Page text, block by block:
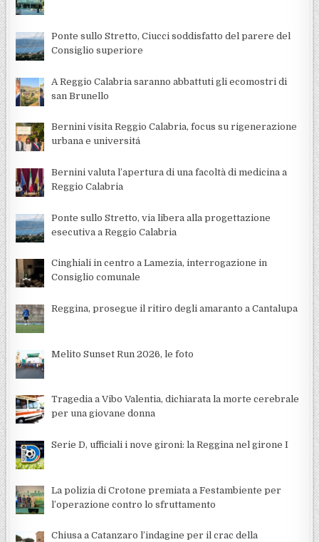
Ponte sullo Stretto, Ciucci soddisfatto del parere del
Consiglio superiore
A Reggio Calabria saranno abbattuti gli ecomostri di
san Brunello
Bernini visita Reggio Calabria, focus su rigenerazione
urbana e universitá
Bernini valuta l’apertura di una facoltà di medicina a
Reggio Calabria
Ponte sullo Stretto, via libera alla progettazione
esecutiva a Reggio Calabria
Cinghiali in centro a Lamezia, interrogazione in
Consiglio comunale
Reggina, prosegue il ritiro degli amaranto a Cantalupa
Melito Sunset Run 2026, le foto
Tragedia a Vibo Valentia, dichiarata la morte cerebrale
per una giovane donna
Serie D, ufficiali i nove gironi: la Reggina nel girone I
La polizia di Crotone premiata a Festambiente per
l’operazione contro lo sfruttamento
Chiusa a Catanzaro l’indagine per il crac della